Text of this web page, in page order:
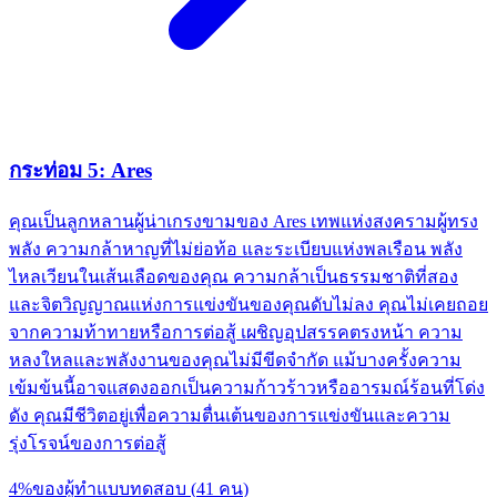
กระท่อม 5: Ares
คุณเป็นลูกหลานผู้น่าเกรงขามของ Ares เทพแห่งสงครามผู้ทรง
พลัง ความกล้าหาญที่ไม่ย่อท้อ และระเบียบแห่งพลเรือน พลัง
ไหลเวียนในเส้นเลือดของคุณ ความกล้าเป็นธรรมชาติที่สอง
และจิตวิญญาณแห่งการแข่งขันของคุณดับไม่ลง คุณไม่เคยถอย
จากความท้าทายหรือการต่อสู้ เผชิญอุปสรรคตรงหน้า ความ
หลงใหลและพลังงานของคุณไม่มีขีดจำกัด แม้บางครั้งความ
เข้มข้นนี้อาจแสดงออกเป็นความก้าวร้าวหรืออารมณ์ร้อนที่โด่ง
ดัง คุณมีชีวิตอยู่เพื่อความตื่นเต้นของการแข่งขันและความ
รุ่งโรจน์ของการต่อสู้
4%ของผู้ทำแบบทดสอบ (41 คน)